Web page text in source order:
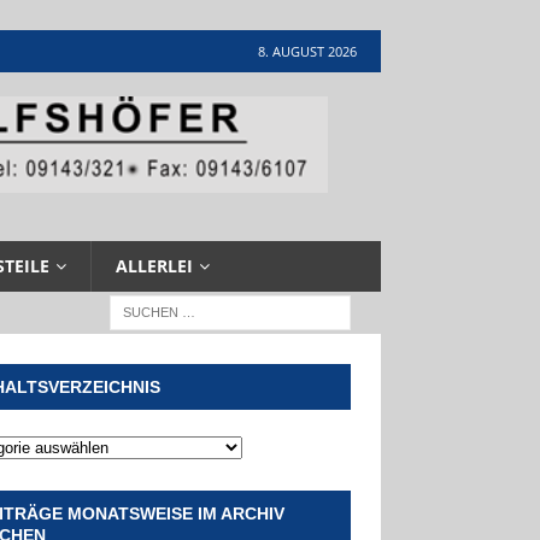
8. AUGUST 2026
ALLERLEI
MONATSWEISE IM ARCHIV